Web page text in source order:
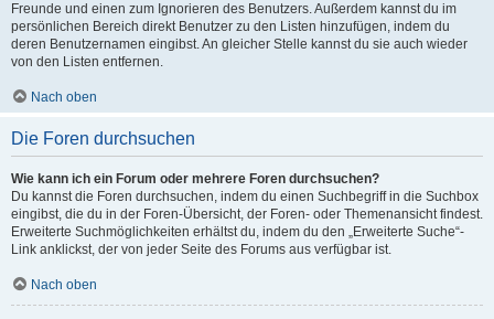
Freunde und einen zum Ignorieren des Benutzers. Außerdem kannst du im
persönlichen Bereich direkt Benutzer zu den Listen hinzufügen, indem du
deren Benutzernamen eingibst. An gleicher Stelle kannst du sie auch wieder
von den Listen entfernen.
Nach oben
Die Foren durchsuchen
Wie kann ich ein Forum oder mehrere Foren durchsuchen?
Du kannst die Foren durchsuchen, indem du einen Suchbegriff in die Suchbox
eingibst, die du in der Foren-Übersicht, der Foren- oder Themenansicht findest.
Erweiterte Suchmöglichkeiten erhältst du, indem du den „Erweiterte Suche“-
Link anklickst, der von jeder Seite des Forums aus verfügbar ist.
Nach oben